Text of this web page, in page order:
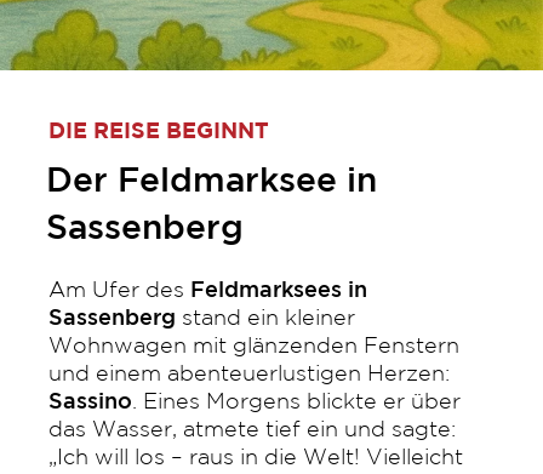
DIE REISE BEGINNT
Der Feldmarksee in
Sassenberg
Am Ufer des Feldmarksees in
Sassenberg stand ein kleiner
Wohnwagen mit glänzenden Fenstern
und einem abenteuerlustigen Herzen:
Sassino . Eines Morgens blickte er über
das Wasser, atmete tief ein und sagte:
„Ich will los – raus in die Welt! Vielleicht